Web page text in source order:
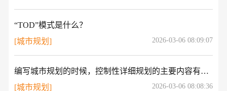
“TOD”模式是什么？
[城市规划]
2026-03-06 08:09:07
编写城市规划的时候，控制性详细规划的主要内容有哪几个方面？
[城市规划]
2026-03-06 08:08:36